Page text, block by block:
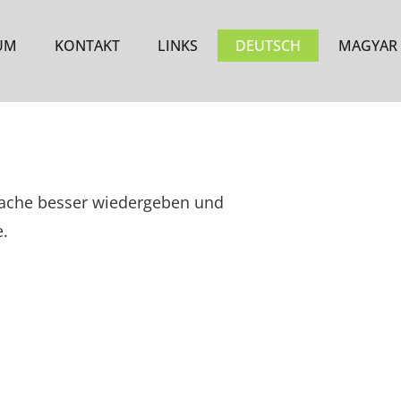
KONTAKT LINKS DEUTSCH MAGYAR
besser wiedergeben und